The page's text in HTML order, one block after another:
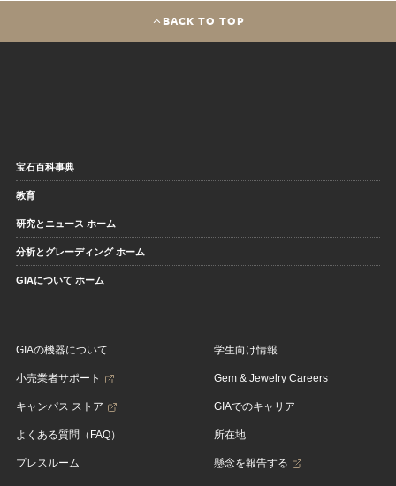
BACK TO TOP
宝石百科事典
教育
研究とニュース ホーム
分析とグレーディング ホーム
GIAについて ホーム
GIAの機器について
小売業者サポート
キャンパス ストア
よくある質問（FAQ）
プレスルーム
学生向け情報
Gem & Jewelry Careers
GIAでのキャリア
所在地
懸念を報告する